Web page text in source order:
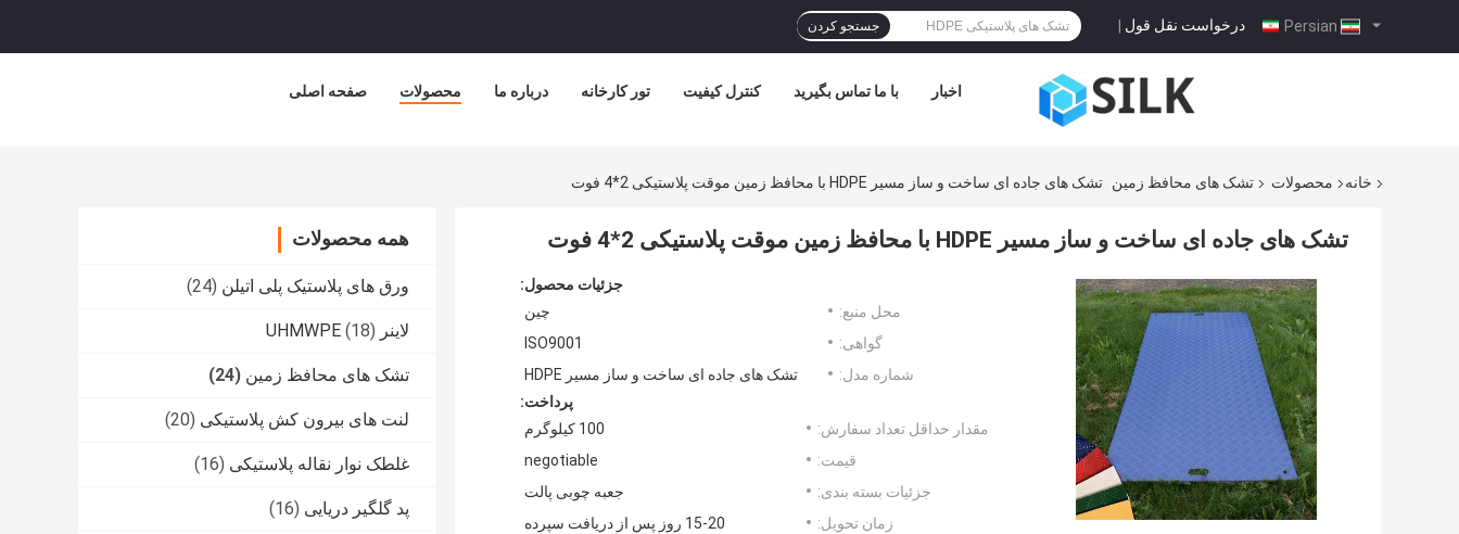
درخواست نقل قول | جستجو کردن
صفحه اصلی محصولات درباره ما تور کارخانه کنترل کیفیت با ما تماس بگیرید اخبار
خانه محصولات تشک های محافظ زمین تشک های جاده ای ساخت و ساز مسیر HDPE با محافظ زمین موقت پلاستیکی 2*4 فوت
همه محصولات
ورق های پلاستیک پلی اتیلن (24)
لاینر UHMWPE (18)
تشک های محافظ زمین (24)
لنت های بیرون کش پلاستیکی (20)
غلطک نوار نقاله پلاستیکی (16)
پد گلگیر دریایی (16)
تشک های جاده ای ساخت و ساز مسیر HDPE با محافظ زمین موقت پلاستیکی 2*4 فوت
جزئیات محصول:
محل منبع:
چین
گواهی:
ISO9001
شماره مدل:
تشک های جاده ای ساخت و ساز مسیر HDPE
پرداخت:
مقدار حداقل تعداد سفارش:
100 کیلوگرم
قیمت:
negotiable
جزئیات بسته بندی:
جعبه چوبی پالت
زمان تحویل:
15-20 روز پس از دریافت سپرده